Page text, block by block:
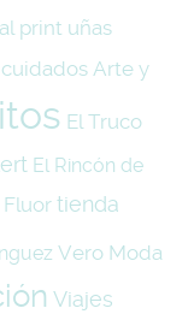
print uñas
cuidados Arte y
El Truco
El Rincón de
Fluor tienda
Vero Moda
Viajes